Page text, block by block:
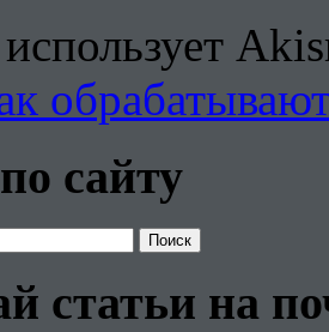
использует
сайту
статьи на